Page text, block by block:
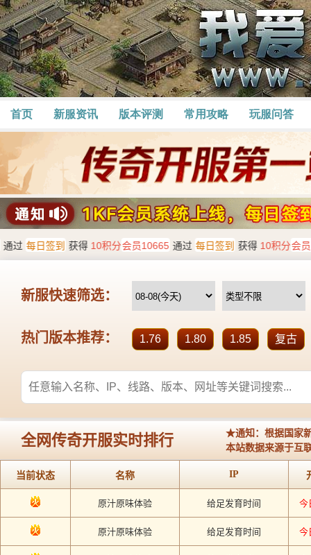
首页 新服资讯 版本评测 常用攻略 玩服问答